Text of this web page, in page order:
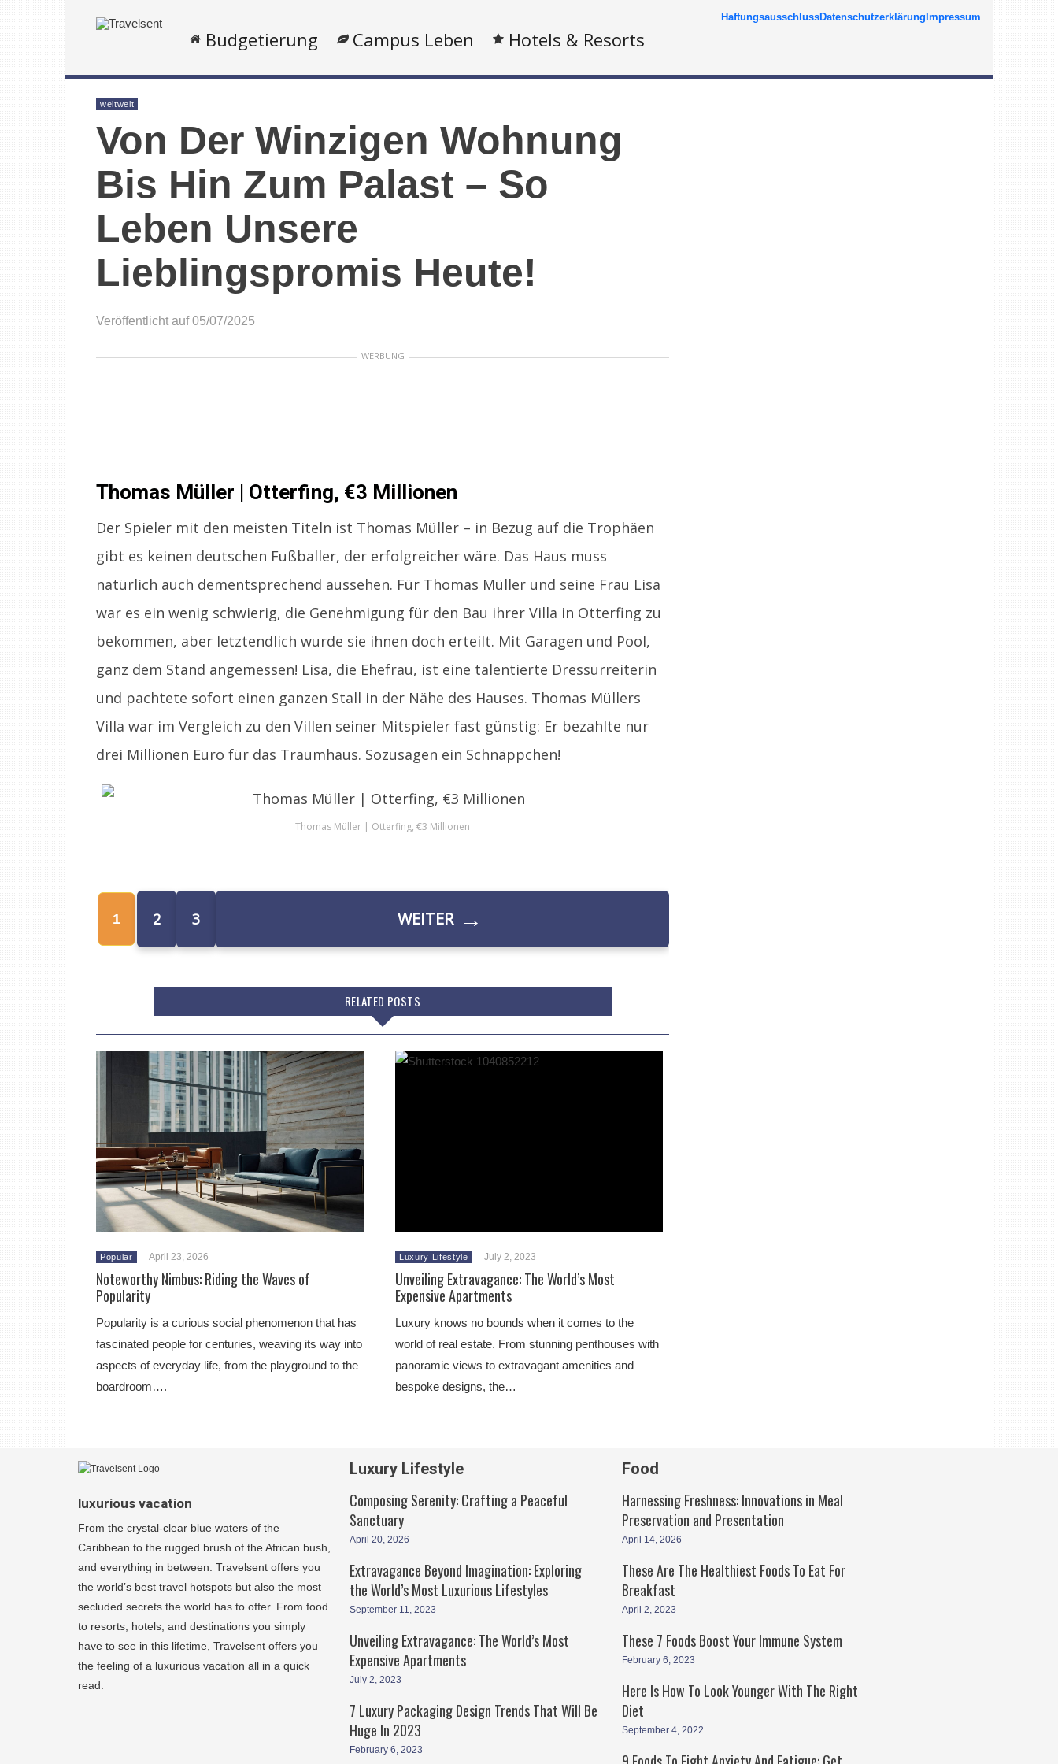
Budgetierung Campus Leben Hotels & Resorts
HaftungsausschlussDatenschutzerklärung Impressum
weltweit
Von Der Winzigen Wohnung
Bis Hin Zum Palast – So
Leben Unsere
Lieblingspromis Heute!
Veröffentlicht auf 05/07/2025
WERBUNG
Thomas Müller | Otterfing, €3 Millionen
Der Spieler mit den meisten Titeln ist Thomas Müller – in Bezug auf die Trophäen
gibt es keinen deutschen Fußballer, der erfolgreicher wäre. Das Haus muss
natürlich auch dementsprechend aussehen. Für Thomas Müller und seine Frau Lisa
war es ein wenig schwierig, die Genehmigung für den Bau ihrer Villa in Otterfing zu
bekommen, aber letztendlich wurde sie ihnen doch erteilt. Mit Garagen und Pool,
ganz dem Stand angemessen! Lisa, die Ehefrau, ist eine talentierte Dressurreiterin
und pachtete sofort einen ganzen Stall in der Nähe des Hauses. Thomas Müllers
Villa war im Vergleich zu den Villen seiner Mitspieler fast günstig: Er bezahlte nur
drei Millionen Euro für das Traumhaus. Sozusagen ein Schnäppchen!
Thomas Müller | Otterfing, €3 Millionen
1 2 3 WEITER →
RELATED POSTS
Popular April 23, 2026
Noteworthy Nimbus: Riding the Waves of
Popularity
Popularity is a curious social phenomenon that has
fascinated people for centuries, weaving its way into
aspects of everyday life, from the playground to the
boardroom….
Luxury Lifestyle July 2, 2023
Unveiling Extravagance: The World’s Most
Expensive Apartments
Luxury knows no bounds when it comes to the
world of real estate. From stunning penthouses with
panoramic views to extravagant amenities and
bespoke designs, the…
luxurious vacation
From the crystal-clear blue waters of the
Caribbean to the rugged brush of the African bush,
and everything in between. Travelsent offers you
the world’s best travel hotspots but also the most
secluded secrets the world has to offer. From food
to resorts, hotels, and destinations you simply
have to see in this lifetime, Travelsent offers you
the feeling of a luxurious vacation all in a quick
read.
Luxury Lifestyle
Composing Serenity: Crafting a Peaceful
Sanctuary
April 20, 2026
Extravagance Beyond Imagination: Exploring
the World’s Most Luxurious Lifestyles
September 11, 2023
Unveiling Extravagance: The World’s Most
Expensive Apartments
July 2, 2023
7 Luxury Packaging Design Trends That Will Be
Huge In 2023
February 6, 2023
Food
Harnessing Freshness: Innovations in Meal
Preservation and Presentation
April 14, 2026
These Are The Healthiest Foods To Eat For
Breakfast
April 2, 2023
These 7 Foods Boost Your Immune System
February 6, 2023
Here Is How To Look Younger With The Right
Diet
September 4, 2022